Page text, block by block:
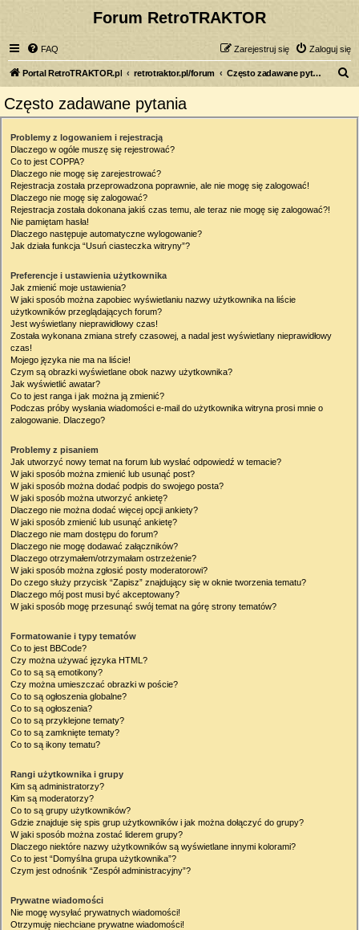
Forum RetroTRAKTOR
FAQ Zaloguj się
Zarejestruj się
Portal RetroTRAKTOR.pl retrotraktor.pl/forum Często zadawane pytania
Często zadawane pytania
Problemy z logowaniem i rejestracją
Dlaczego w ogóle muszę się rejestrować?
Co to jest COPPA?
Dlaczego nie mogę się zarejestrować?
Rejestracja została przeprowadzona poprawnie, ale nie mogę się zalogować!
Dlaczego nie mogę się zalogować?
Rejestracja została dokonana jakiś czas temu, ale teraz nie mogę się zalogować?!
Nie pamiętam hasła!
Dlaczego następuje automatyczne wylogowanie?
Jak działa funkcja “Usuń ciasteczka witryny”?
Preferencje i ustawienia użytkownika
Jak zmienić moje ustawienia?
W jaki sposób można zapobiec wyświetlaniu nazwy użytkownika na liście
użytkowników przeglądających forum?
Jest wyświetlany nieprawidłowy czas!
Została wykonana zmiana strefy czasowej, a nadal jest wyświetlany nieprawidłowy
czas!
Mojego języka nie ma na liście!
Czym są obrazki wyświetlane obok nazwy użytkownika?
Jak wyświetlić awatar?
Co to jest ranga i jak można ją zmienić?
Podczas próby wysłania wiadomości e-mail do użytkownika witryna prosi mnie o
zalogowanie. Dlaczego?
Problemy z pisaniem
Jak utworzyć nowy temat na forum lub wysłać odpowiedź w temacie?
W jaki sposób można zmienić lub usunąć post?
W jaki sposób można dodać podpis do swojego posta?
W jaki sposób można utworzyć ankietę?
Dlaczego nie można dodać więcej opcji ankiety?
W jaki sposób zmienić lub usunąć ankietę?
Dlaczego nie mam dostępu do forum?
Dlaczego nie mogę dodawać załączników?
Dlaczego otrzymałem/otrzymałam ostrzeżenie?
W jaki sposób można zgłosić posty moderatorowi?
Do czego służy przycisk “Zapisz” znajdujący się w oknie tworzenia tematu?
Dlaczego mój post musi być akceptowany?
W jaki sposób mogę przesunąć swój temat na górę strony tematów?
Formatowanie i typy tematów
Co to jest BBCode?
Czy można używać języka HTML?
Co to są są emotikony?
Czy można umieszczać obrazki w poście?
Co to są ogłoszenia globalne?
Co to są ogłoszenia?
Co to są przyklejone tematy?
Co to są zamknięte tematy?
Co to są ikony tematu?
Rangi użytkownika i grupy
Kim są administratorzy?
Kim są moderatorzy?
Co to są grupy użytkowników?
Gdzie znajduje się spis grup użytkowników i jak można dołączyć do grupy?
W jaki sposób można zostać liderem grupy?
Dlaczego niektóre nazwy użytkowników są wyświetlane innymi kolorami?
Co to jest “Domyślna grupa użytkownika”?
Czym jest odnośnik “Zespół administracyjny”?
Prywatne wiadomości
Nie mogę wysyłać prywatnych wiadomości!
Otrzymuję niechciane prywatne wiadomości!